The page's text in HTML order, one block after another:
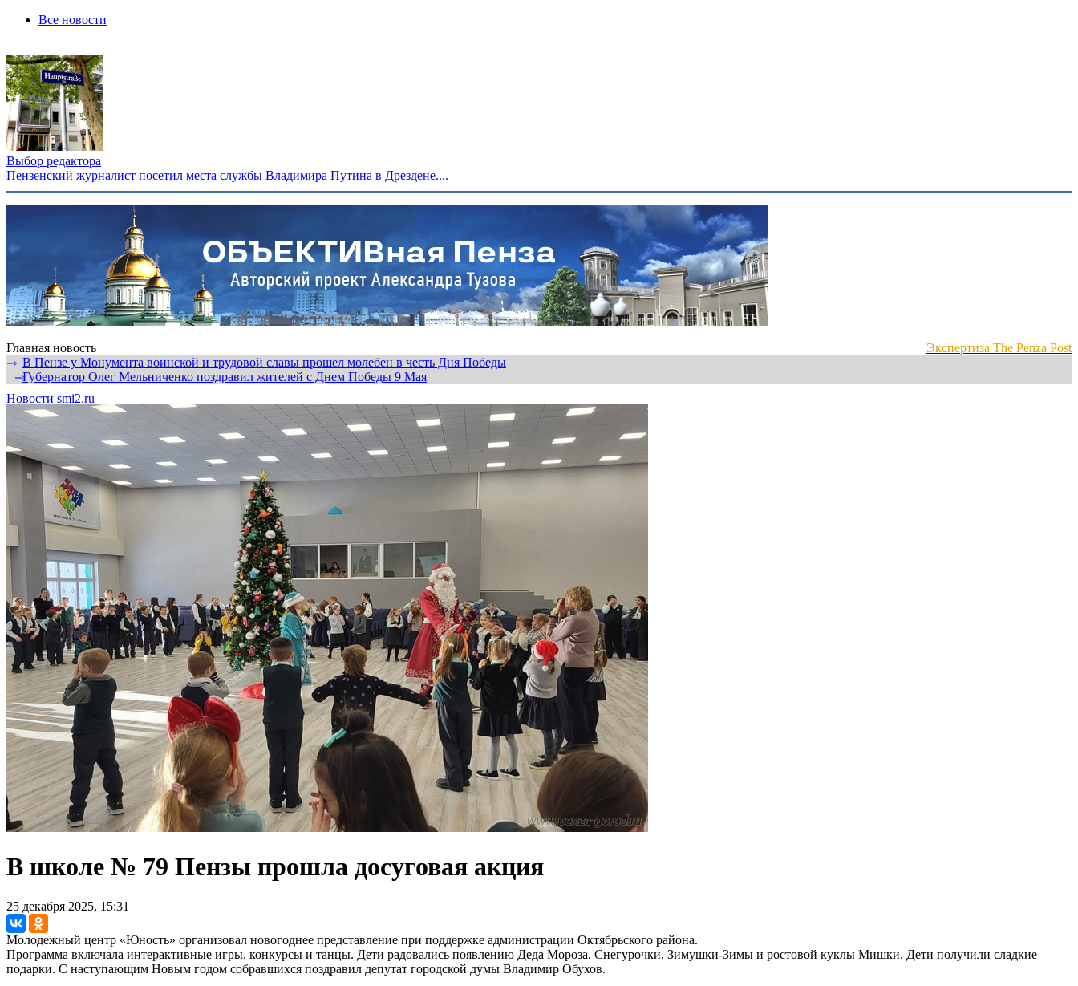
Все новости
Выбор редактора
Пензенский журналист посетил места службы Владимира Путина в Дрездене....
Главная новость
Экспертиза The Penza Post
⇾ В Пензе у Монумента воинской и трудовой славы прошел молебен в честь Дня Победы
⇾Губернатор Олег Мельниченко поздравил жителей с Днем Победы 9 Мая
Новости smi2.ru
В школе № 79 Пензы прошла досуговая акция
25 декабря 2025, 15:31
Молодежный центр «Юность» организовал новогоднее представление при поддержке администрации Октябрьского района.
Программа включала интерактивные игры, конкурсы и танцы. Дети радовались появлению Деда Мороза, Снегурочки, Зимушки-Зимы и ростовой куклы Мишки. Дети получили сладкие
подарки. С наступающим Новым годом собравшихся поздравил депутат городской думы Владимир Обухов.